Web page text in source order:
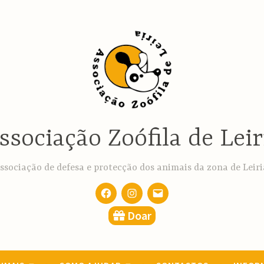
Zoófila de
de defesa e protecção dos animais da zona de
FacebookInstagram
email
Doar